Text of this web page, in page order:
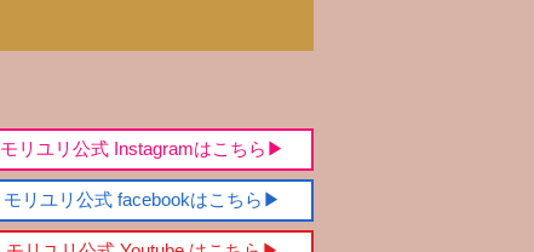
モリユリ公式 Instagramはこちら▶︎
モリユリ公式 facebookはこちら▶︎